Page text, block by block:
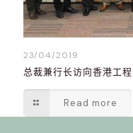
23/04/2019
总裁兼行长访向香港工
Read more